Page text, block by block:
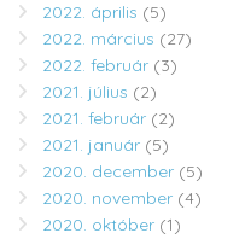
2022. április (5)
2022. március (27)
2022. február (3)
2021. július (2)
2021. február (2)
2021. január (5)
2020. december (5)
2020. november (4)
2020. október (1)